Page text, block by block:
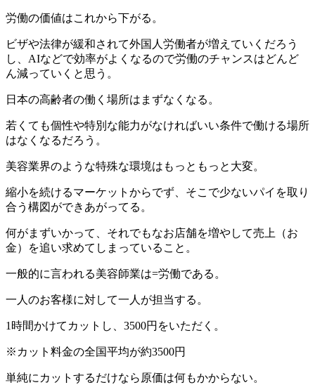
労働の価値はこれから下がる。
ビザや法律が緩和されて外国人労働者が増えていくだろう
し、AIなどで効率がよくなるので労働のチャンスはどんど
ん減っていくと思う。
日本の高齢者の働く場所はまずなくなる。
若くても個性や特別な能力がなければいい条件で働ける場所
はなくなるだろう。
美容業界のような特殊な環境はもっともっと大変。
縮小を続けるマーケットからでず、そこで少ないパイを取り
合う構図ができあがってる。
何がまずいかって、それでもなお店舗を増やして売上（お
金）を追い求めてしまっていること。
一般的に言われる美容師業は=労働である。
一人のお客様に対して一人が担当する。
1時間かけてカットし、3500円をいただく。
※カット料金の全国平均が約3500円
単純にカットするだけなら原価は何もかからない。